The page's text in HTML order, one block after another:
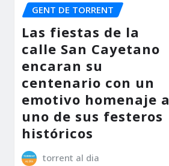
GENT DE TORRENT
Las fiestas de la
calle San Cayetano
encaran su
centenario con un
emotivo homenaje a
uno de sus festeros
históricos
torrent al dia